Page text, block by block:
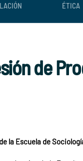
ÉTICA
de
la Escuela de